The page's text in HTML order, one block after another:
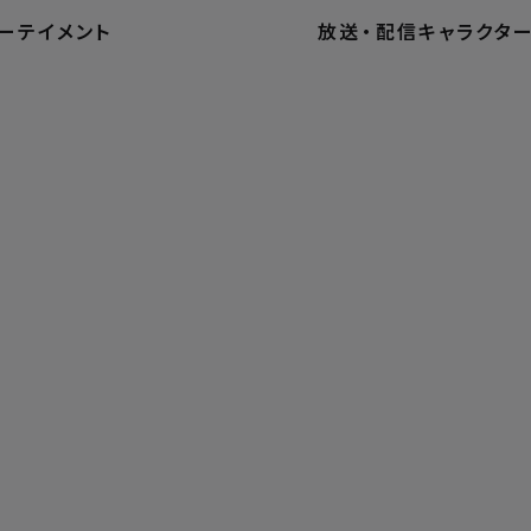
テイメント 放送 ・ 配信キャラクター